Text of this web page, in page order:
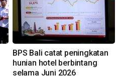
BPS Bali catat peningkatan
hunian hotel berbintang
selama Juni 2026